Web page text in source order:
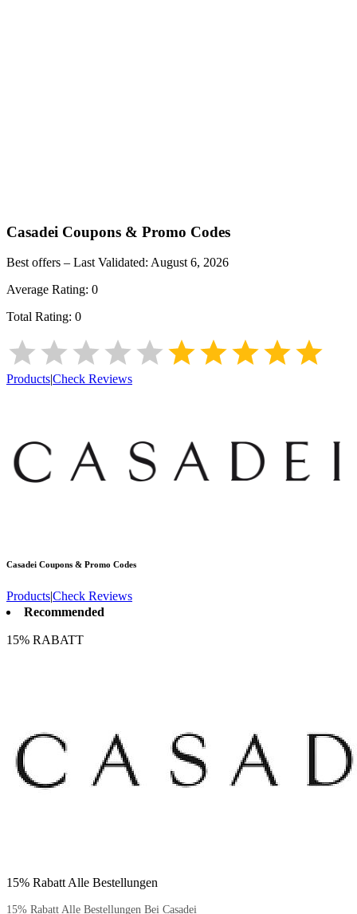
Casadei Coupons & Promo Codes
Best offers – Last Validated: August 6, 2026
Average Rating: 0
Total Rating: 0
Products|Check Reviews
Casadei Coupons & Promo Codes
Products|Check Reviews
Recommended
15% RABATT
15% Rabatt Alle Bestellungen
15% Rabatt Alle Bestellungen Bei Casadei